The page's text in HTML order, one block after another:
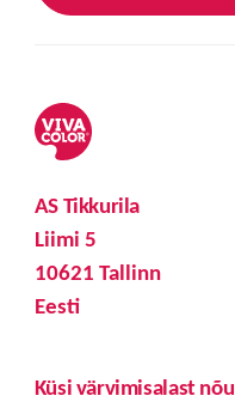
AS Tikkurila
Liimi 5
10621 Tallinn
Eesti
Küsi värvimisalast nõu